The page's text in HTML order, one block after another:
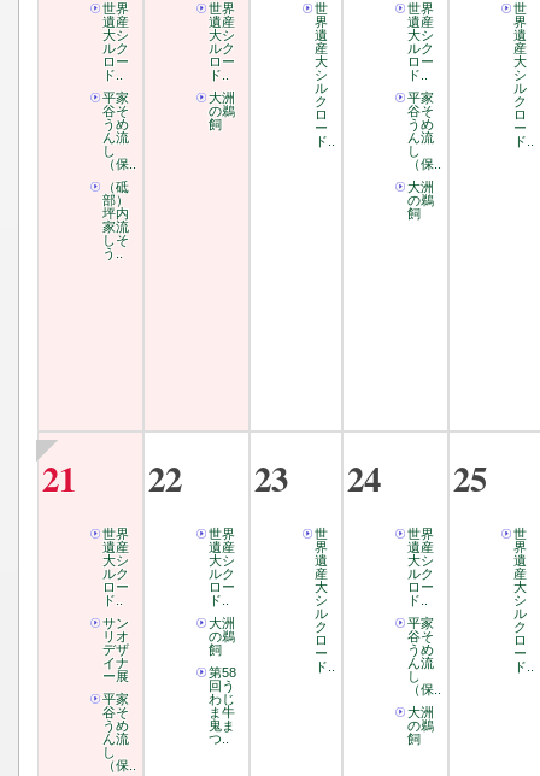
世界
遺産
大シ
ルク
ロー
ド..
平家
谷そ
うめ
ん流
し
（保..
（砥
部）
坪内
家流
しそ
う..
世界
遺産
大シ
ルク
ロー
ド..
大洲
の鵜
飼
世
界
遺
産
大
シ
ル
ク
ロ
ー
ド..
世界
遺産
大シ
ルク
ロー
ド..
平家
谷そ
うめ
ん流
し
（保..
大洲
の鵜
飼
世
界
遺
産
大
シ
ル
ク
ロ
ー
ド..
21
世界
遺産
大シ
ルク
ロー
ド..
サン
リオ
デザ
イナ
ー展
平家
谷そ
うめ
ん流
し
（保..
22
世界
遺産
大シ
ルク
ロー
ド..
大洲
の鵜
飼
第58
回う
わじ
ま牛
鬼ま
つ..
23
世
界
遺
産
大
シ
ル
ク
ロ
ー
ド..
24
世界
遺産
大シ
ルク
ロー
ド..
平家
谷そ
うめ
ん流
し
（保..
大洲
の鵜
飼
25
世
界
遺
産
大
シ
ル
ク
ロ
ー
ド..